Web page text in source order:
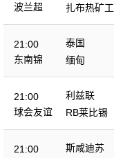
波兰超
扎布热矿工
21:00
东南锦
泰国
缅甸
21:00
球会友谊
利兹联
RB莱比锡
21:00
斯咸迪苏